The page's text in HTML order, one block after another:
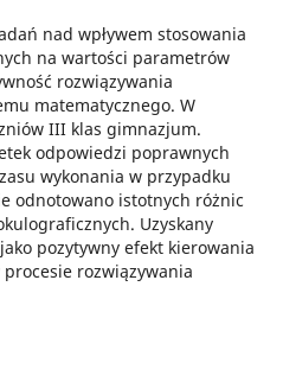
nad wpływem stosowania
na wartości parametrów
rozwiązywania
matematycznego. W
III klas gimnazjum.
odpowiedzi poprawnych
wykonania w przypadku
odnotowano istotnych różnic
Uzyskany
pozytywny efekt kierowania
rozwiązywania